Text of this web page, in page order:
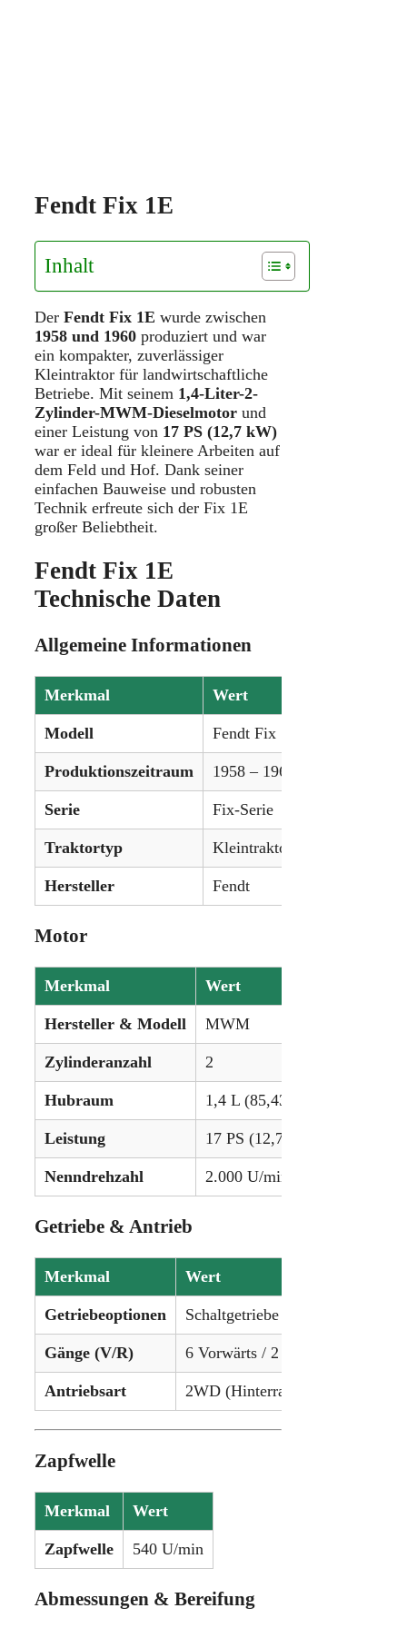
Fendt Fix 1E
Inhalt
Der Fendt Fix 1E wurde zwischen
1958 und 1960 produziert und war
ein kompakter, zuverlässiger
Kleintraktor für landwirtschaftliche
Betriebe. Mit seinem 1,4-Liter-2-
Zylinder-MWM-Dieselmotor und
einer Leistung von 17 PS (12,7 kW)
war er ideal für kleinere Arbeiten auf
dem Feld und Hof. Dank seiner
einfachen Bauweise und robusten
Technik erfreute sich der Fix 1E
großer Beliebtheit.
Fendt Fix 1E
Technische Daten
Allgemeine Informationen
Merkmal Wert
Modell Fendt Fix 1E
Produktionszeitraum 1958 – 1960
Serie Fix-Serie
Traktortyp Kleintraktor
Hersteller Fendt
Motor
Merkmal Wert
Hersteller & Modell MWM
Zylinderanzahl 2
Hubraum 1,4 L (85,43 in³)
Leistung 17 PS (12,7 kW)
Nenndrehzahl 2.000 U/min
Getriebe & Antrieb
Merkmal Wert
Getriebeoptionen Schaltgetriebe
Gänge (V/R) 6 Vorwärts / 2 Rückwärts
Antriebsart 2WD (Hinterradantrieb)
Zapfwelle
Merkmal Wert
Zapfwelle 540 U/min
Abmessungen & Bereifung